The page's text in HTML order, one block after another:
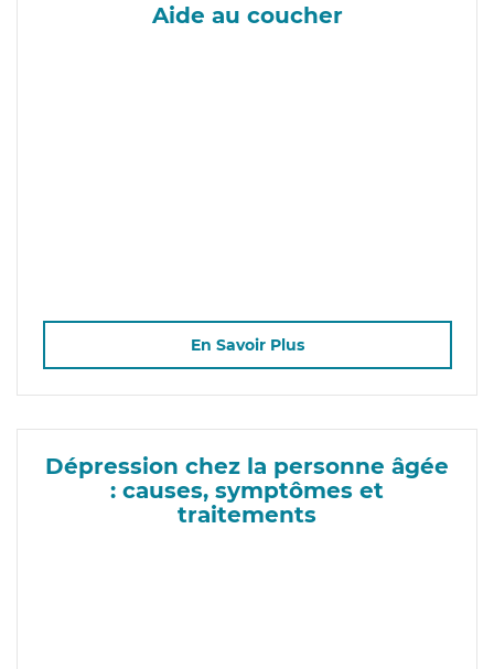
Aide au coucher
En Savoir Plus
Dépression chez la personne âgée
: causes, symptômes et
traitements